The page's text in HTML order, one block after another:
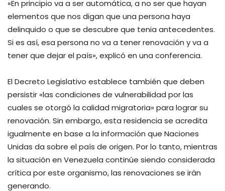
«En principio va a ser automática, a no ser que hayan
elementos que nos digan que una persona haya
delinquido o que se descubre que tenia antecedentes.
Si es así, esa persona no va a tener renovación y va a
tener que dejar el país», explicó en una conferencia.
El Decreto Legislativo establece también que deben
persistir «las condiciones de vulnerabilidad por las
cuales se otorgó la calidad migratoria» para lograr su
renovación. Sin embargo, esta residencia se acredita
igualmente en base a la información que Naciones
Unidas da sobre el país de origen. Por lo tanto, mientras
la situación en Venezuela continúe siendo considerada
crítica por este organismo, las renovaciones se irán
generando.